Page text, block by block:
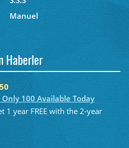
Manuel
Haberler
Only 100 Available Today
1 year FREE with the 2-year